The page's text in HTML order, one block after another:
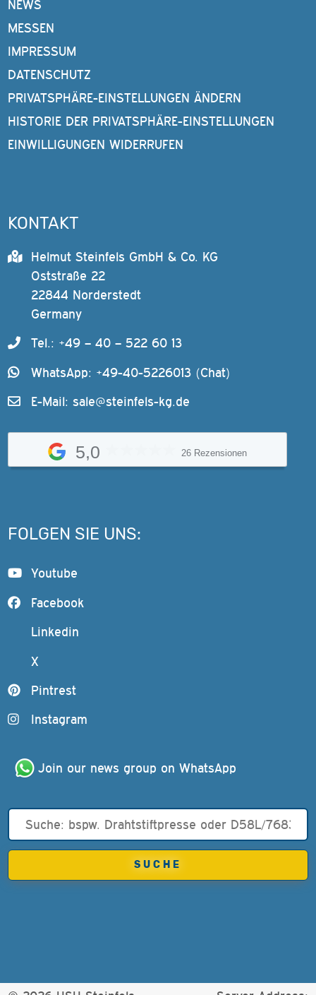
NEWS
MESSEN
IMPRESSUM
DATENSCHUTZ
PRIVATSPHÄRE-EINSTELLUNGEN ÄNDERN
HISTORIE DER PRIVATSPHÄRE-EINSTELLUNGEN
EINWILLIGUNGEN WIDERRUFEN
KONTAKT
Helmut Steinfels GmbH & Co. KG
Oststraße 22
22844 Norderstedt
Germany
Tel.: +49 – 40 – 522 60 13
WhatsApp: +49-40-5226013 (Chat)
E-Mail: sale@steinfels-kg.de
5,0 26 Rezensionen
FOLGEN SIE UNS:
Youtube
Facebook
Linkedin
X
Pintrest
Instagram
Join our news group on WhatsApp